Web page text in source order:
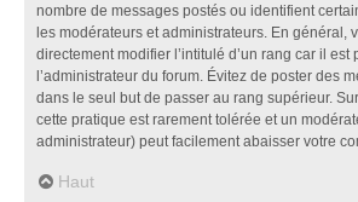
nombre de messages postés ou identifient
les modérateurs et administrateurs. En général,
directement modifier l’intitulé d’un rang car il est
l’administrateur du forum. Évitez de poster des
dans le seul but de passer au rang supérieur.
cette pratique est rarement tolérée et un
administrateur) peut facilement abaisser votre
Haut